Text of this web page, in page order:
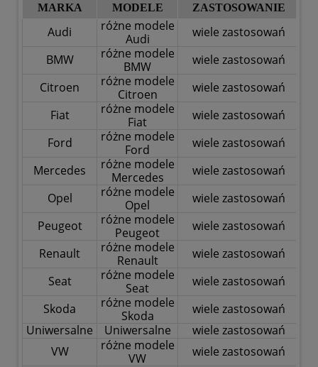
MARKA MODELE ZASTOSOWANIE
Audi
różne modele
Audi
wiele zastosowań
BMW
różne modele
BMW
wiele zastosowań
Citroen
różne modele
Citroen
wiele zastosowań
Fiat
różne modele
Fiat
wiele zastosowań
Ford
różne modele
Ford
wiele zastosowań
Mercedes
różne modele
Mercedes
wiele zastosowań
Opel
różne modele
Opel
wiele zastosowań
Peugeot
różne modele
Peugeot
wiele zastosowań
Renault
różne modele
Renault
wiele zastosowań
Seat
różne modele
Seat
wiele zastosowań
Skoda
różne modele
Skoda
wiele zastosowań
Uniwersalne
Uniwersalne
wiele zastosowań
VW
różne modele
VW
wiele zastosowań